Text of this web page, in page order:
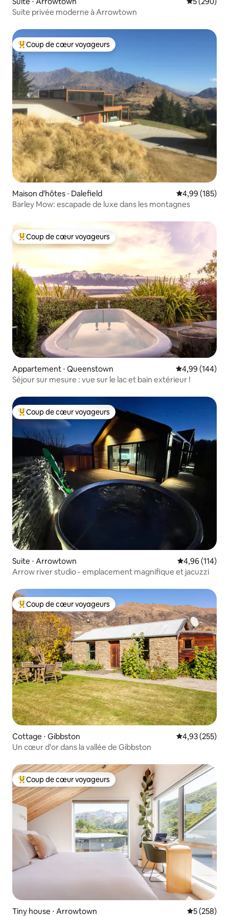
Suite privée moderne à Arrowtown
Coups de cœur voyageurs les plus appréciés
Coup de cœur voyageurs
Maison d'hôtes ⋅ Dalefield Évaluation
4,99 (185)
Barley Mow: escapade de luxe dans les montagnes
Coups de cœur voyageurs les plus appréciés
Coup de cœur voyageurs
Appartement ⋅ Queenstown Évaluation
4,99 (144)
Séjour sur mesure : vue sur le lac et bain extérieur !
Coups de cœur voyageurs les plus appréciés
Coup de cœur voyageurs
Suite ⋅ Arrowtown Évaluation
4,96 (114)
Arrow river studio - emplacement magnifique et jacuzzi
Coups de cœur voyageurs les plus appréciés
Coup de cœur voyageurs
Cottage ⋅ Gibbston Évaluation
4,93 (255)
Un cœur d'or dans la vallée de Gibbston
Coups de cœur voyageurs les plus appréciés
Coup de cœur voyageurs
Tiny house ⋅ Arrowtown Évaluation
5 (258)